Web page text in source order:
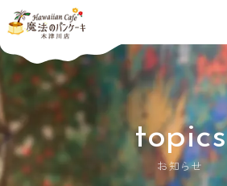
topics
お知らせ